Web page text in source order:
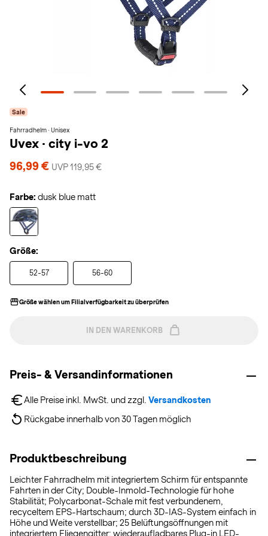
Sale
Fahrradhelm · Unisex
Uvex · city i-vo 2
96,99 € UVP 119,95 €
Farbe: dusk blue matt
Größe:
52-57 56-60
Größe wählen um Filialverfügbarkeit zu überprüfen
IN DEN WARENKORB
Preis- & Versandinformationen
Alle Preise inkl. MwSt. und zzgl. Versandkosten
Rückgabe innerhalb von 30 Tagen möglich
Produktbeschreibung
Leichter Fahrradhelm mit integriertem Schirm für entspannte
Fahrten in der City; Double-Inmold-Technologie für hohe
Stabilität; Polycarbonat-Schale mit fest verbundenem,
recyceltem EPS-Hartschaum; durch 3D-IAS-System einfach in
Höhe und Weite verstellbar; 25 Belüftungsöffnungen mit
integriertem Fliegengitter; wiederaufladbares Plug-in LED-